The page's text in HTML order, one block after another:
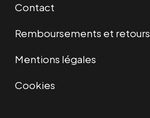
Contact
Remboursements et retours
Mentions légales
Cookies